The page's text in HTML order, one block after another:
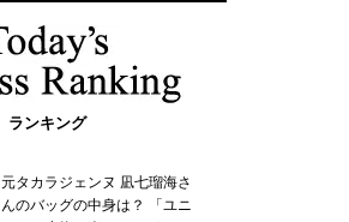
ランキング
元タカラジェンヌ 凪七瑠海さ
んのバッグの中身は？ 「ユニ